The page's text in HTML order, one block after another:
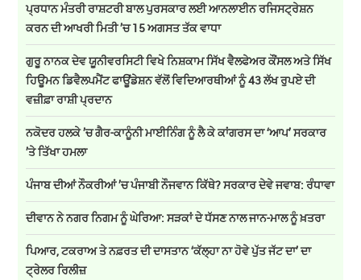
ਪ੍ਰਧਾਨ ਮੰਤਰੀ ਰਾਸ਼ਟਰੀ ਬਾਲ ਪੁਰਸਕਾਰ ਲਈ ਆਨਲਾਈਨ ਰਜਿਸਟ੍ਰੇਸ਼ਨ
ਕਰਨ ਦੀ ਆਖਰੀ ਮਿਤੀ ’ਚ 15 ਅਗਸਤ ਤੱਕ ਵਾਧਾ
ਗੁਰੂ ਨਾਨਕ ਦੇਵ ਯੂਨੀਵਰਸਿਟੀ ਵਿਖੇ ਨਿਸ਼ਕਾਮ ਸਿੱਖ ਵੈਲਫੇਅਰ ਕੌਂਸਲ ਅਤੇ ਸਿੱਖ
ਹਿਊਮਨ ਡਿਵੈਲਪਮੈਂਟ ਫਾਊਂਡੇਸ਼ਨ ਵੱਲੋਂ ਵਿਦਿਆਰਥੀਆਂ ਨੂੰ 43 ਲੱਖ ਰੁਪਏ ਦੀ
ਵਜ਼ੀਫ਼ਾ ਰਾਸ਼ੀ ਪ੍ਰਦਾਨ
ਨਕੋਦਰ ਹਲਕੇ ’ਚ ਗੈਰ-ਕਾਨੂੰਨੀ ਮਾਈਨਿੰਗ ਨੂੰ ਲੈ ਕੇ ਕਾਂਗਰਸ ਦਾ ‘ਆਪ’ ਸਰਕਾਰ
’ਤੇ ਤਿੱਖਾ ਹਮਲਾ
ਪੰਜਾਬ ਦੀਆਂ ਨੌਕਰੀਆਂ ’ਚ ਪੰਜਾਬੀ ਨੌਜਵਾਨ ਕਿੱਥੇ? ਸਰਕਾਰ ਦੇਵੇ ਜਵਾਬ: ਰੰਧਾਵਾ
ਦੀਵਾਨ ਨੇ ਨਗਰ ਨਿਗਮ ਨੂੰ ਘੇਰਿਆ: ਸੜਕਾਂ ਦੇ ਧੱਸਣ ਨਾਲ ਜਾਨ-ਮਾਲ ਨੂੰ ਖ਼ਤਰਾ
ਪਿਆਰ, ਟਕਰਾਅ ਤੇ ਨਫ਼ਰਤ ਦੀ ਦਾਸਤਾਨ ‘ਕੱਲ੍ਹਾ ਨਾ ਹੋਵੇ ਪੁੱਤ ਜੱਟ ਦਾ’ ਦਾ
ਟ੍ਰੇਲਰ ਰਿਲੀਜ਼